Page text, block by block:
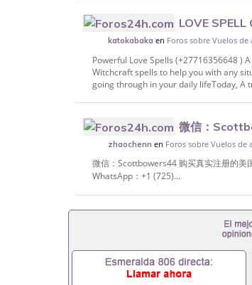
LOVE
Capetown, Ladysmith,
katokabaka en Foros sobre Vuelos de
Powerful Love Spells (+27716356648 )
Witchcraft spells to help you with any
going through in your daily lifeToday, A
微信：
注册的美国驾照！带您上路！
(725) 867-9567 今天就获取您
zhaochenn en Foros sobre Vuelos de
微信：Scottbowers44 购买真实注册的美
WhatsApp：+1 (725)...